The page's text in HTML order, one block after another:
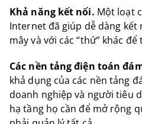
Khả năng kết nối. Một loạt
Internet đã giúp dễ dàng kết
mây và với các “thứ” khác
Các nền tảng điện toán
khả dụng của các nền tảng
doanh nghiệp và người tiêu
hạ tầng họ cần để mở rộng